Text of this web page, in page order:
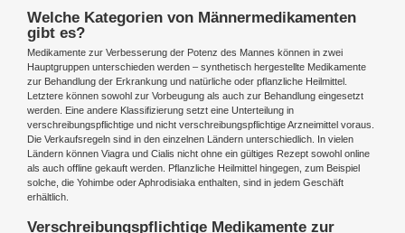
Welche Kategorien von Männermedikamenten
gibt es?
Medikamente zur Verbesserung der Potenz des Mannes können in zwei
Hauptgruppen unterschieden werden – synthetisch hergestellte Medikamente
zur Behandlung der Erkrankung und natürliche oder pflanzliche Heilmittel.
Letztere können sowohl zur Vorbeugung als auch zur Behandlung eingesetzt
werden. Eine andere Klassifizierung setzt eine Unterteilung in
verschreibungspflichtige und nicht verschreibungspflichtige Arzneimittel voraus.
Die Verkaufsregeln sind in den einzelnen Ländern unterschiedlich. In vielen
Ländern können Viagra und Cialis nicht ohne ein gültiges Rezept sowohl online
als auch offline gekauft werden. Pflanzliche Heilmittel hingegen, zum Beispiel
solche, die Yohimbe oder Aphrodisiaka enthalten, sind in jedem Geschäft
erhältlich.
Verschreibungspflichtige Medikamente zur